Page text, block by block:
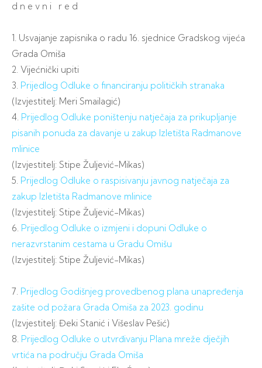
d n e v n i r e d
1. Usvajanje zapisnika o radu 16. sjednice Gradskog vijeća
Grada Omiša
2. Vijećnički upiti
3. Prijedlog Odluke o financiranju političkih stranaka
(Izvjestitelj: Meri Smailagić)
4. Prijedlog Odluke poništenju natječaja za prikupljanje
pisanih ponuda za davanje u zakup Izletišta Radmanove
mlinice
(Izvjestitelj: Stipe Žuljević-Mikas)
5. Prijedlog Odluke o raspisivanju javnog natječaja za
zakup Izletišta Radmanove mlinice
(Izvjestitelj: Stipe Žuljević-Mikas)
6. Prijedlog Odluke o izmjeni i dopuni Odluke o
nerazvrstanim cestama u Gradu Omišu
(Izvjestitelj: Stipe Žuljević-Mikas)
7. Prijedlog Godišnjeg provedbenog plana unapređenja
zašite od požara Grada Omiša za 2023. godinu
(Izvjestitelj: Đeki Stanić i Višeslav Pešić)
8. Prijedlog Odluke o utvrđivanju Plana mreže dječjih
vrtića na području Grada Omiša